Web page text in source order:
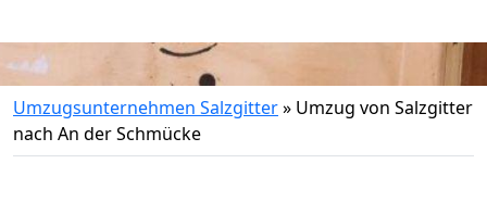
Umzugsunternehmen Salzgitter» Umzug von Salzgitter
nach An der Schmücke